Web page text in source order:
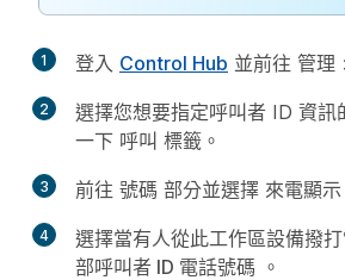
1 登入 Control Hub 並前往 管理
2
選擇您想要指定呼叫者 ID 資訊
一下 呼叫 標籤。
3 前往 號碼 部分並選擇 來電顯示
4 選擇當有人從此工作區設備撥
部呼叫者 ID 電話號碼 。